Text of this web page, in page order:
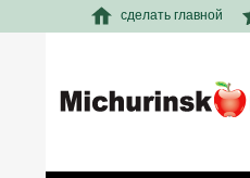
сделать главной